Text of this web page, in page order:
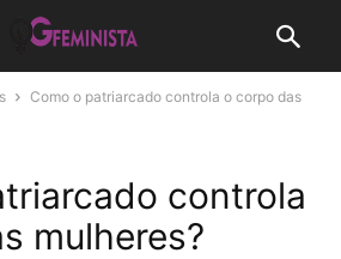
Como o patriarcado controla o corpo das
controla
mulheres?